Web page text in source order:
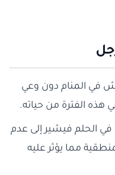
في المنام دون وعي
هذه الفترة من حياته.
الحلم فيشير إلى عدم
مما يؤثر عليه